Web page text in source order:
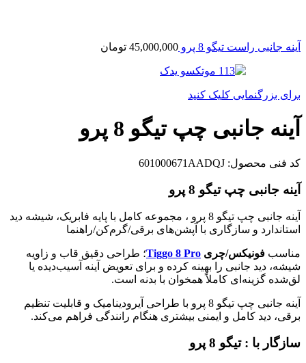
آینه جانبی راست تیگو 8 پرو 45,000,000 تومان
برای بزرگنمایی کلیک کنید
آینه جانبی چپ تیگو 8 پرو
کد فنی محصول: 601000671AADQJ
آینه جانبی چپ تیگو 8 پرو
آینه جانبی چپ تیگو 8 پرو ، مجموعه کامل با پایه فابریک، شیشه دید
استاندارد و سازگاری با آپشن‌های برقی/گرم‌کن/راهنما
مناسب فونیکس/چری Tiggo 8 Pro؛ طراحی دقیق قاب و زاویه
شیشه، دید جانبی را بهینه کرده و برای تعویض آینه آسیب‌دیده یا
لق‌شده گزینه‌ای کاملاً همخوان با بدنه است.
آینه جانبی چپ تیگو 8 پرو با طراحی آیرودینامیک و قابلیت تنظیم
برقی، دید کامل و ایمنی بیشتری هنگام رانندگی فراهم می‌کند.
سازگار با : تیگو 8 پرو